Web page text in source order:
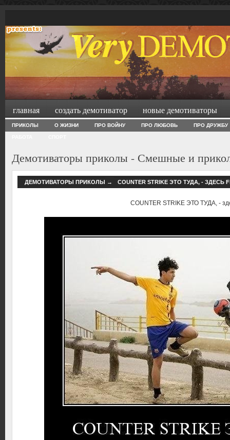
главная создать демотиватор новые демотиваторы
ПРИКОЛЫ О ЖИЗНИ ПРО ВОЙНУ ПРО ЛЮБОВЬ ПРО ДРУЖБУ
Демотиваторы приколы - Смешные и
ДЕМОТИВАТОРЫ ПРИКОЛЫ → COUNTER STRIKE ЭТО ТУДА, - ЗДЕСЬ
COUNTER STRIKE ЭТО ТУДА, -